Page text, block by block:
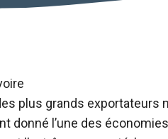
plus grands exportateurs
donné l’une des